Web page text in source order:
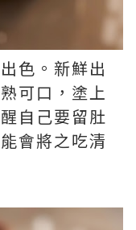
色。新鮮出
可口，塗上
自己要留肚
會將之吃清